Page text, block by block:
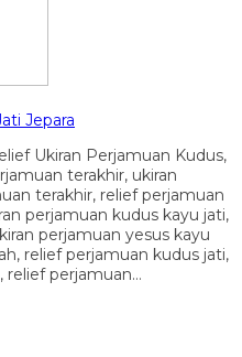
Jepara
Ukiran Perjamuan Kudus,
terakhir, ukiran
terakhir, relief perjamuan
perjamuan kudus kayu jati,
perjamuan yesus kayu
relief perjamuan kudus jati,
relief perjamuan…